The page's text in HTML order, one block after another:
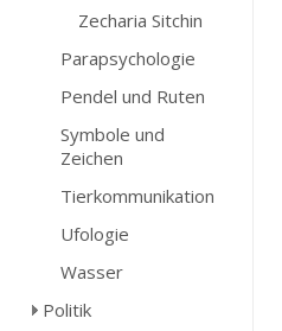
Zecharia Sitchin
Parapsychologie
Pendel und Ruten
Symbole und
Zeichen
Tierkommunikation
Ufologie
Wasser
Politik